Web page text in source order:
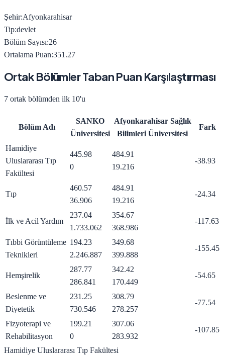
Şehir:Afyonkarahisar
Tip:devlet
Bölüm Sayısı:26
Ortalama Puan:351.27
Ortak Bölümler Taban Puan Karşılaştırması
7 ortak bölümden ilk 10'u
Bölüm Adı
SANKO
Üniversitesi
Afyonkarahisar Sağlık
Bilimleri Üniversitesi
Fark
Hamidiye
Uluslararası Tıp
Fakültesi
445.98
0
484.91
19.216
-38.93
Tıp
460.57
36.906
484.91
19.216
-24.34
İlk ve Acil Yardım
237.04
1.733.062
354.67
368.986
-117.63
Tıbbi Görüntüleme
Teknikleri
194.23
2.246.887
349.68
399.888
-155.45
Hemşirelik
287.77
286.841
342.42
170.449
-54.65
Beslenme ve
Diyetetik
231.25
730.546
308.79
278.257
-77.54
Fizyoterapi ve
Rehabilitasyon
199.21
0
307.06
283.932
-107.85
Hamidiye Uluslararası Tıp Fakültesi